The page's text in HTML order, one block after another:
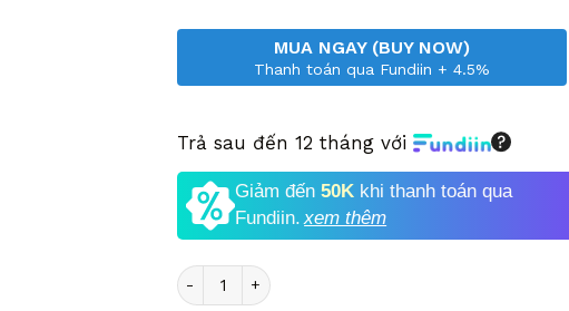
MUA NGAY (BUY NOW)
Thanh toán qua Fundiin + 4.5%
Trả sau đến 12 tháng với
Giảm đến 50K khi thanh toán qua
Fundiin. xem thêm
Số lượng